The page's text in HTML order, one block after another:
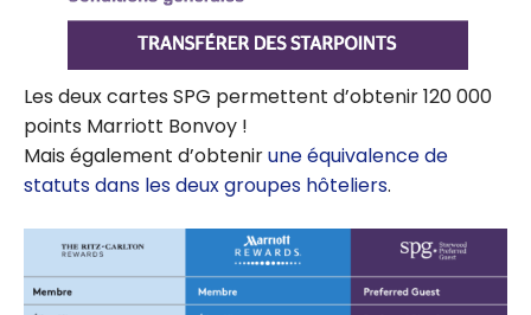
Les deux cartes SPG permettent d’obtenir 120 000
points Marriott Bonvoy !
Mais également d’obtenirune équivalence de
statuts dans les deux groupes hôteliers.